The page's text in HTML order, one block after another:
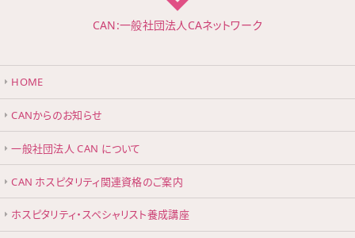
CAN:一般社団法人CAネットワーク
HOME
CANからのお知らせ
一般社団法人 CAN について
CAN ホスピタリティ関連資格のご案内
ホスピタリティ・スペシャリスト養成講座